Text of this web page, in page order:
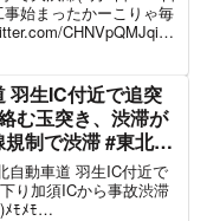
始まったかーこりゃ毎
CHNVpQMJqi—
羽生IC付近で追突
む玉突き、渋滞が
制で渋滞 #東北道
動車道 羽生IC付近で
り加須ICから事故渋滞
ﾓﾒﾓ